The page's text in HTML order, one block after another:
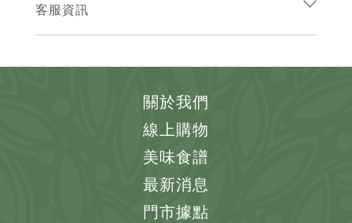
客服資訊
關於我們
線上購物
美味食譜
最新消息
門市據點